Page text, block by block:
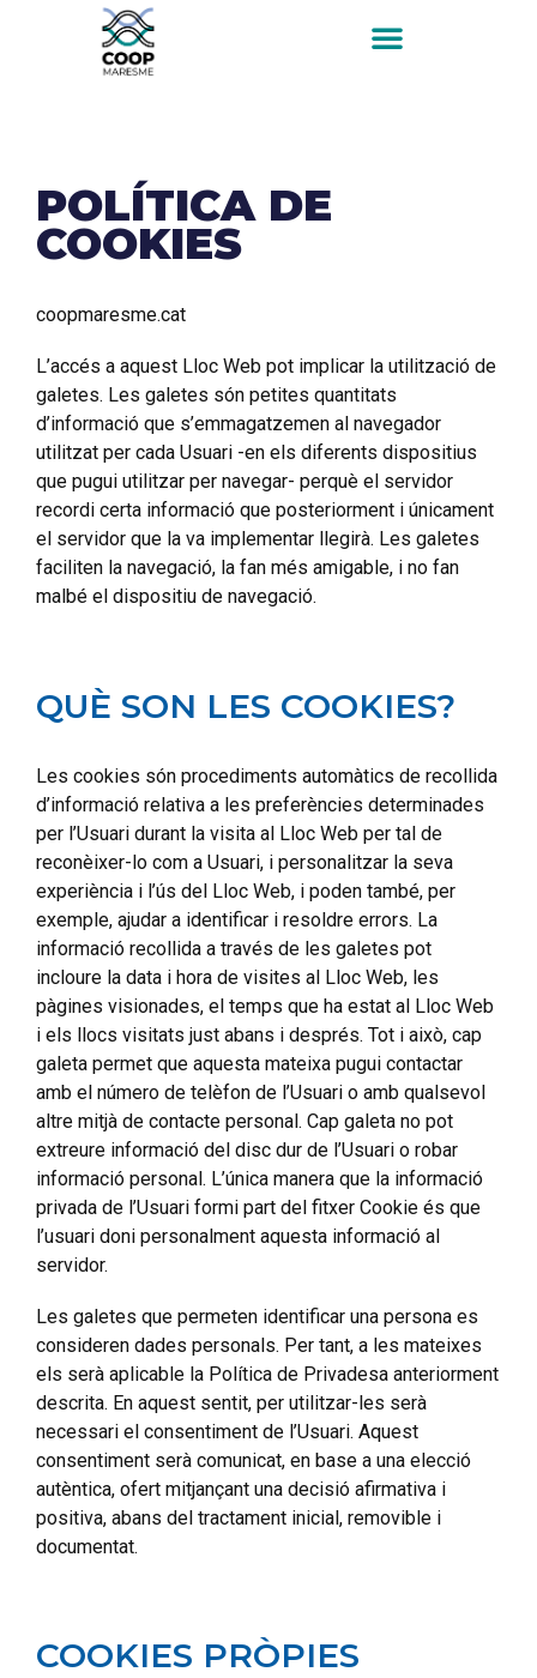
POLÍTICA DE
COOKIES
coopmaresme.cat
L’accés a aquest Lloc Web pot implicar la utilització de
galetes. Les galetes són petites quantitats
d’informació que s’emmagatzemen al navegador
utilitzat per cada Usuari -en els diferents dispositius
que pugui utilitzar per navegar- perquè el servidor
recordi certa informació que posteriorment i únicament
el servidor que la va implementar llegirà. Les galetes
faciliten la navegació, la fan més amigable, i no fan
malbé el dispositiu de navegació.
QUÈ SON LES COOKIES?
Les cookies són procediments automàtics de recollida
d’informació relativa a les preferències determinades
per l’Usuari durant la visita al Lloc Web per tal de
reconèixer-lo com a Usuari, i personalitzar la seva
experiència i l’ús del Lloc Web, i poden també, per
exemple, ajudar a identificar i resoldre errors. La
informació recollida a través de les galetes pot
incloure la data i hora de visites al Lloc Web, les
pàgines visionades, el temps que ha estat al Lloc Web
i els llocs visitats just abans i després. Tot i això, cap
galeta permet que aquesta mateixa pugui contactar
amb el número de telèfon de l’Usuari o amb qualsevol
altre mitjà de contacte personal. Cap galeta no pot
extreure informació del disc dur de l’Usuari o robar
informació personal. L’única manera que la informació
privada de l’Usuari formi part del fitxer Cookie és que
l’usuari doni personalment aquesta informació al
servidor.
Les galetes que permeten identificar una persona es
consideren dades personals. Per tant, a les mateixes
els serà aplicable la Política de Privadesa anteriorment
descrita. En aquest sentit, per utilitzar-les serà
necessari el consentiment de l’Usuari. Aquest
consentiment serà comunicat, en base a una elecció
autèntica, ofert mitjançant una decisió afirmativa i
positiva, abans del tractament inicial, removible i
documentat.
COOKIES PRÒPIES